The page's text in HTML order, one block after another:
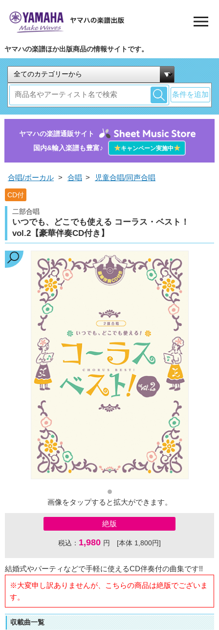
ヤマハの楽譜ほか出版商品の情報サイトです。
条件を追加
ヤマハの楽譜通販サイト
国内&輸入楽譜も豊富♪
★キャンペーン実施中★
合唱/ボーカル > 合唱 > 児童合唱/同声合唱
CD付
二部合唱
いつでも、どこでも使える コーラス・ベスト！
vol.2【豪華伴奏CD付き】
画像をタップすると拡大ができます。
絶版
税込： 1,980 円 [本体 1,800円]
結婚式やパーティなどで手軽に使えるCD伴奏付の曲集です!!
※大変申し訳ありませんが、こちらの商品は絶版でございま
す。
収載曲一覧